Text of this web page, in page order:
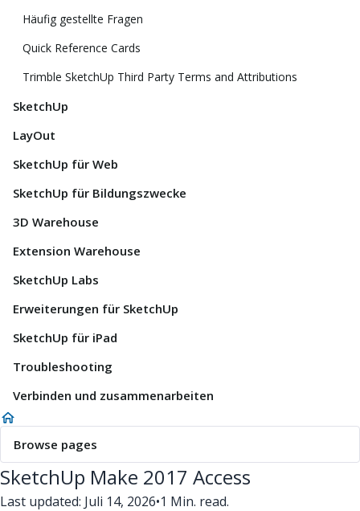
Häufig gestellte Fragen
Quick Reference Cards
Trimble SketchUp Third Party Terms and Attributions
SketchUp
LayOut
SketchUp für Web
SketchUp für Bildungszwecke
3D Warehouse
Extension Warehouse
SketchUp Labs
Erweiterungen für SketchUp
SketchUp für iPad
Troubleshooting
Verbinden und zusammenarbeiten
Browse pages
SketchUp Make 2017 Access
Last updated: Juli 14, 2026•1 Min. read.